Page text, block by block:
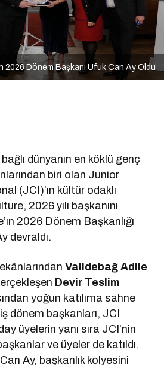
2026 Dönem Başkanı Ufuk Can Ay Oldu
dünyanın en köklü genç
biri olan Junior
(JCI)’ın kültür odaklı
2026 yılı başkanını
2026 Dönem Başkanlığı
devraldı.
Validebağ Adile
Devir Teslim
yoğun katılıma sahne
dönem başkanları, JCI
üyelerin yanı sıra JCI’nin
ve üyeler de katıldı.
Ay, başkanlık kolyesini